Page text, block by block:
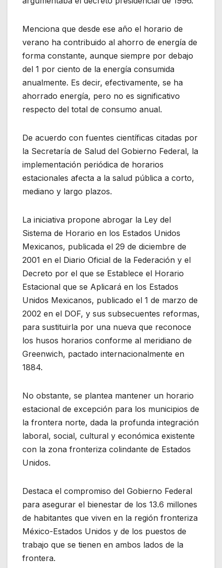
Menciona que desde ese año el horario de
verano ha contribuido al ahorro de energía de
forma constante, aunque siempre por debajo
del 1 por ciento de la energía consumida
anualmente. Es decir, efectivamente, se ha
ahorrado energía, pero no es significativo
respecto del total de consumo anual.
De acuerdo con fuentes científicas citadas por
la Secretaría de Salud del Gobierno Federal, la
implementación periódica de horarios
estacionales afecta a la salud pública a corto,
mediano y largo plazos.
La iniciativa propone abrogar la Ley del
Sistema de Horario en los Estados Unidos
Mexicanos, publicada el 29 de diciembre de
2001 en el Diario Oficial de la Federación y el
Decreto por el que se Establece el Horario
Estacional que se Aplicará en los Estados
Unidos Mexicanos, publicado el 1 de marzo de
2002 en el DOF, y sus subsecuentes reformas,
para sustituirla por una nueva que reconoce
los husos horarios conforme al meridiano de
Greenwich, pactado internacionalmente en
1884.
No obstante, se plantea mantener un horario
estacional de excepción para los municipios de
la frontera norte, dada la profunda integración
laboral, social, cultural y económica existente
con la zona fronteriza colindante de Estados
Unidos.
Destaca el compromiso del Gobierno Federal
para asegurar el bienestar de los 13.6 millones
de habitantes que viven en la región fronteriza
México-Estados Unidos y de los puestos de
trabajo que se tienen en ambos lados de la
frontera.